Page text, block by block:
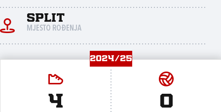
Split
MJESTO ROĐENJA
2024/25
4 0